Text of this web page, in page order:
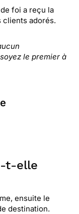
foi a reçu la
clients adorés.
le premier à
t-elle
ensuite le
destination.